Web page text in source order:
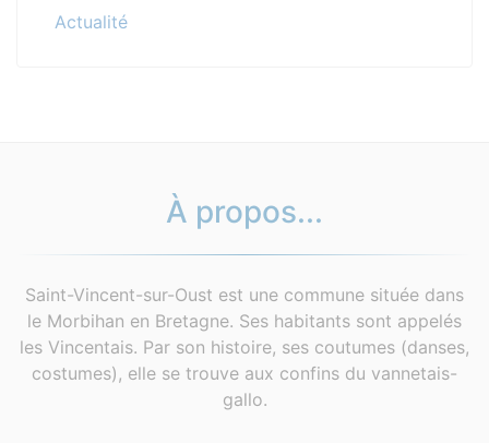
Actualité
À propos...
Saint-Vincent-sur-Oust est une commune située dans
le Morbihan en Bretagne. Ses habitants sont appelés
les Vincentais. Par son histoire, ses coutumes (danses,
costumes), elle se trouve aux confins du vannetais-
gallo.